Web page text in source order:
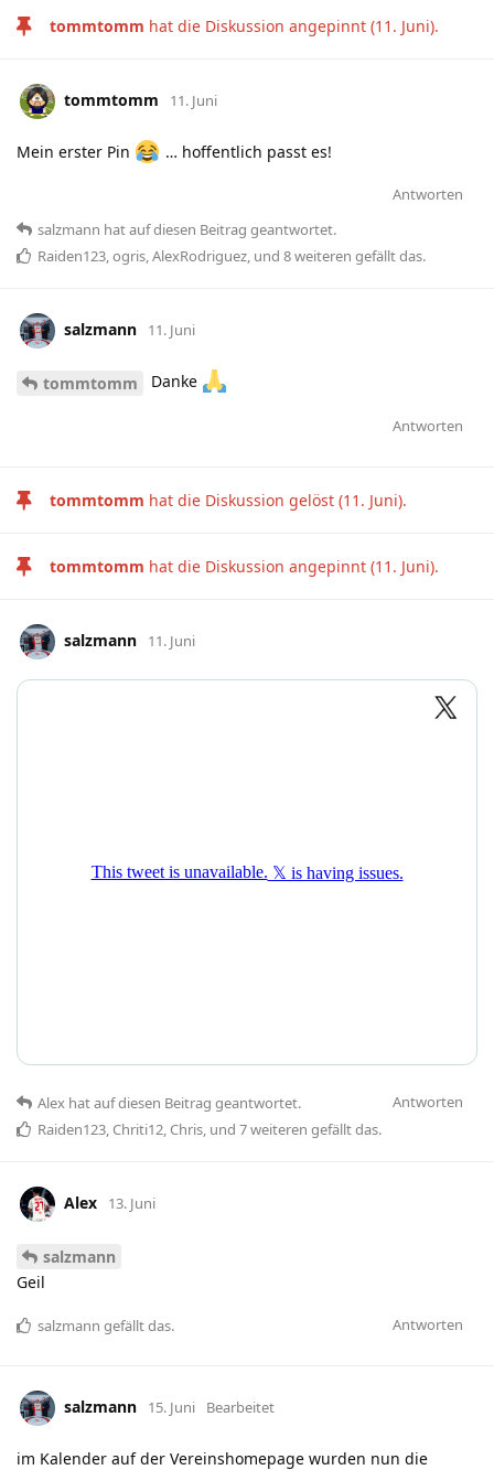
tommtomm hat die Diskussion angepinnt (11. Juni).
tommtomm 11. Juni
Mein erster Pin … hoffentlich passt es!
Antworten
salzmann hatauf diesen Beitrag geantwortet.
Raiden123,ogris,AlexRodriguez, und 8weiteren gefällt das.
salzmann 11. Juni
tommtomm Danke
Antworten
tommtomm hat die Diskussion gelöst (11. Juni).
tommtomm hat die Diskussion angepinnt (11. Juni).
salzmann 11. Juni
Antworten
Alex hatauf diesen Beitrag geantwortet.
Raiden123, Chriti12, Chris, und 7weiteren gefällt das.
Alex 13. Juni
salzmann
Geil
Antworten
salzmann gefällt das.
salzmann 15. Juni Bearbeitet
im Kalender auf der Vereinshomepage wurden nun die